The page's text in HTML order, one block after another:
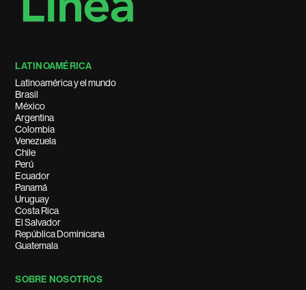
LATINOAMÉRICA
Latinoamérica y el mundo
Brasil
México
Argentina
Colombia
Venezuela
Chile
Perú
Ecuador
Panamá
Uruguay
Costa Rica
El Salvador
República Dominicana
Guatemala
SOBRE NOSOTROS